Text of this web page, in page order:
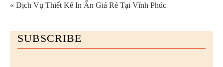
« Dịch Vụ Thiết Kế In Ấn Giá Rẻ Tại Vĩnh Phúc
SUBSCRIBE